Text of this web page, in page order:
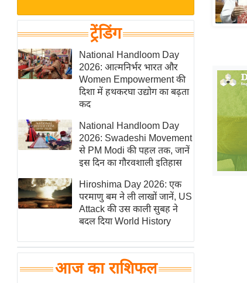
News
Hindi
Videos
खेल
क्रिकेट
IPL
2026
मिसाल बेमिसाल
शख्सियत
यंग इंडिया
साहित्य जगत
ऑटो वर्ल्ड
न्यूज ब्रीफ
बॉलीवुड
हॉलीवुड
ट्रेंडिंग
National Handloom Day
2026: आत्मनिर्भर भारत और
Women Empowerment की
दिशा में हथकरघा उद्योग का बढ़ता
कद
National Handloom Day
2026: Swadeshi Movement
से PM Modi की पहल तक, जानें
इस दिन का गौरवशाली इतिहास
Hiroshima Day 2026: एक
परमाणु बम ने ली लाखों जानें, US
Attack की उस काली सुबह ने
बदल दिया World History
आज का राशिफल